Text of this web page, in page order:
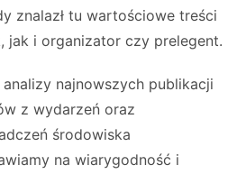
znalazł tu wartościowe treści
jak i organizator czy prelegent.
najnowszych publikacji
z wydarzeń oraz
środowiska
na wiarygodność i